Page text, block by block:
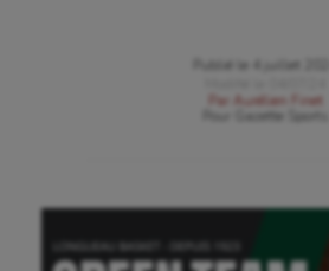
Publié le
4 juillet 2024
Par
Aurélien Finet
Gazette Sports